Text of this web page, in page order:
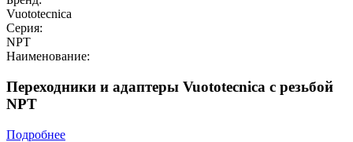
Vuototecnica
Серия:
NPT
Наименование:
Переходники и адаптеры Vuototecnica с резьбой
NPT
Подробнее